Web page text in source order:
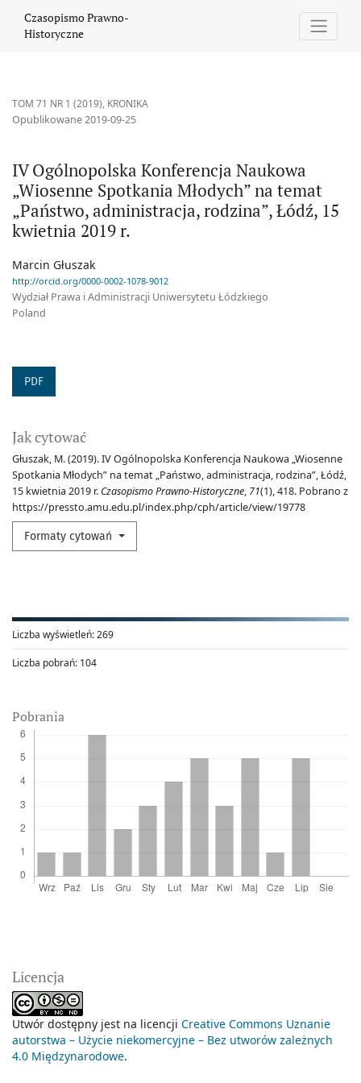
Czasopismo Prawno-
Historyczne
TOM 71 NR 1 (2019), KRONIKA
IV Ogólnopolska Konferencja Naukowa
„Wiosenne Spotkania Młodych” na temat
„Państwo, administracja, rodzina”, Łódź, 15
kwietnia 2019 r.
Opublikowane 2019-09-25
Marcin Głuszak
http://orcid.org/0000-0002-1078-9012
Wydział Prawa i Administracji Uniwersytetu Łódzkiego
Poland
PDF
Jak cytować
Głuszak, M. (2019). IV Ogólnopolska Konferencja Naukowa „Wiosenne
Spotkania Młodych” na temat „Państwo, administracja, rodzina”, Łódź,
15 kwietnia 2019 r. Czasopismo Prawno-Historyczne, 71(1), 418. Pobrano z
https://pressto.amu.edu.pl/index.php/cph/article/view/19778
Formaty cytowań
Liczba wyświetleń:269
Liczba pobrań: 104
Pobrania
Licencja
Utwór dostępny jest na licencji Creative Commons Uznanie
autorstwa – Użycie niekomercyjne – Bez utworów zależnych
4.0 Międzynarodowe.